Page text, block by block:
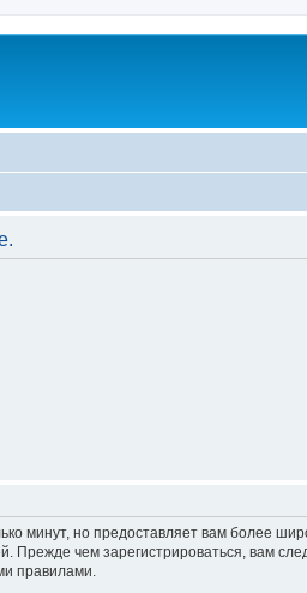
минут, но предоставляет вам более
чем зарегистрироваться, вам
правилами.